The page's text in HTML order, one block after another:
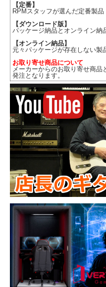
【定番】
RPMスタッフが選んだ定番製品
【ダウンロード版】
パッケージ納品とオンライン納
【オンライン納品】
元々パッケージが存在しない製
お取り寄せ商品について
メーカーからのお取り寄せ商
発注となります。